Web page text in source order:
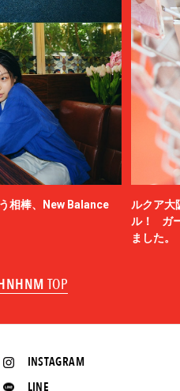
相棒、New Balance
ルクア大
ル！ ガ
ました。
TOP
INSTAGRAM
LINE